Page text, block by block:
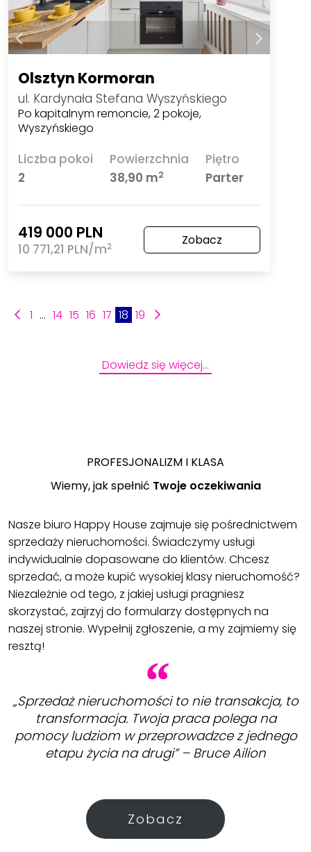
Olsztyn Kormoran
ul. Kardynała Stefana Wyszyńskiego
Po kapitalnym remoncie, 2 pokoje,
Wyszyńskiego
Liczba pokoi
2
Powierzchnia
38,90 m2
Piętro
Parter
419 000 PLN
10 771,21 PLN/m2 Zobacz
1 ... 14 15 16 17 18 19
Dowiedz się więcej…
PROFESJONALIZM I KLASA
Wiemy, jak spełnić Twoje oczekiwania
Nasze biuro Happy House zajmuje się pośrednictwem
sprzedaży nieruchomości. Świadczymy usługi
indywidualnie dopasowane do klientów. Chcesz
sprzedać, a może kupić wysokiej klasy nieruchomość?
Niezależnie od tego, z jakiej usługi pragniesz
skorzystać, zajrzyj do formularzy dostępnych na
naszej stronie. Wypełnij zgłoszenie, a my zajmiemy się
resztą!
„Sprzedaż nieruchomości to nie transakcja, to
transformacja. Twoja praca polega na
pomocy ludziom w przeprowadzce z jednego
etapu życia na drugi” – Bruce Ailion
Zobacz